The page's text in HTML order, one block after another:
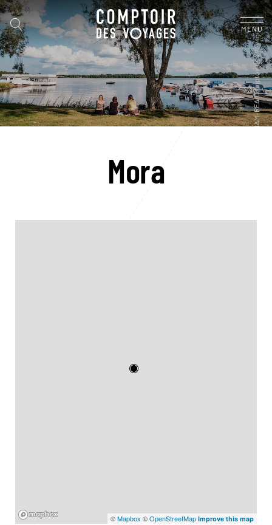
MENU
Mora
©Mapbox ©OpenStreetMap Improve this map